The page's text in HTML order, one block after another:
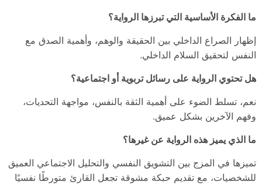
ما الفكرة الأساسية التي تبرزها الرواية؟
إظهار الصراع الداخلي بين الحقيقة والوهم، وأهمية الصدق مع
النفس لتحقيق السلام الداخلي.
هل تحتوي الرواية على رسائل تربوية أو اجتماعية؟
نعم، تسلط الضوء على أهمية الثقة بالنفس، مواجهة التحديات،
وفهم الآخرين بشكل عميق.
ما الذي يميز هذه الرواية عن غيرها؟
تميزها في المزج بين التشويق النفسي والتحليل الاجتماعي العميق
للشخصيات، مع تقديم حبكة مشوقة تجعل القارئ متورطًا نفسيًا